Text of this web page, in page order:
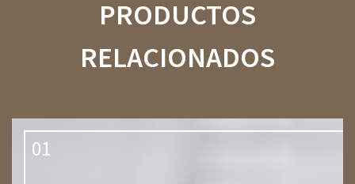
PRODUCTOS
RELACIONADOS
01